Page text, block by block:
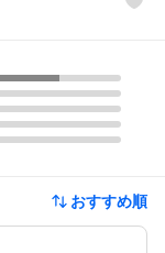
おすすめ順